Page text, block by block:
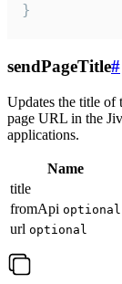
}
sendPageTitle#
Updates the title of
page URL in the
applications.
Name
title
fromApi optional
url optional